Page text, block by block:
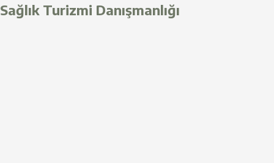
Sağlık Turizmi Danışmanlığı